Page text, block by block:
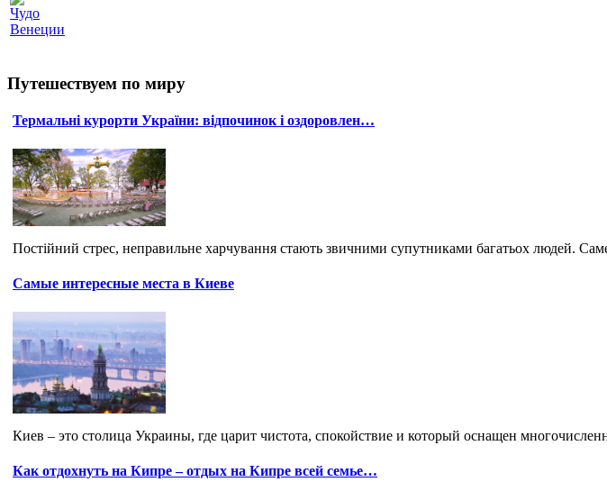
Чудо
Венеции
Путешествуем по миру
Термальні курорти України: відпочинок і оздоровлен…
Постійний стрес, неправильне харчування стають звичними супутниками багатьох людей.
Самые интересные места в Киеве
Киев – это столица Украины, где царит чистота, спокойствие и который оснащен
Как отдохнуть на Кипре – отдых на Кипре всей семье…